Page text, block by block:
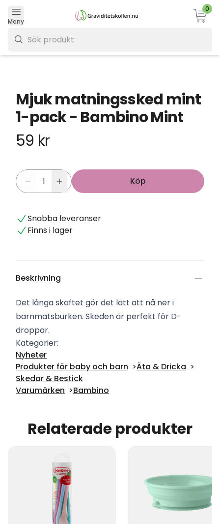
Meny
0
Mjuk matningssked mint
1-pack - Bambino Mint
59 kr
Köp
Snabba leveranser
Finns i lager
Beskrivning
Det långa skaftet gör det lätt att nå ner i
barnmatsburken. Skeden är perfekt för D-
droppar.
Kategorier:
Nyheter
Produkter för baby och barn
Äta & Dricka
Skedar & Bestick
Varumärken
Bambino
Relaterade produkter